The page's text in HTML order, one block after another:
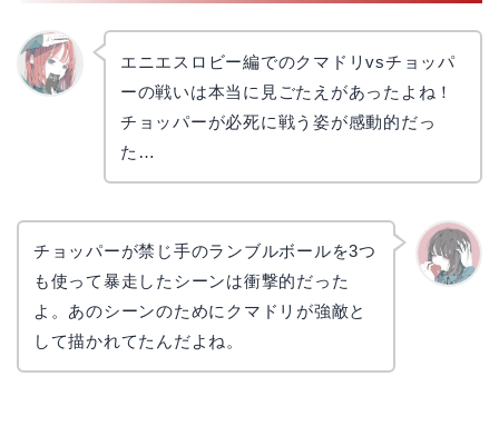
エニエスロビー編でのクマドリvsチョッパ
ーの戦いは本当に見ごたえがあったよね！
チョッパーが必死に戦う姿が感動的だっ
た…
チョッパーが禁じ手のランブルボールを3つ
も使って暴走したシーンは衝撃的だった
よ。あのシーンのためにクマドリが強敵と
して描かれてたんだよね。